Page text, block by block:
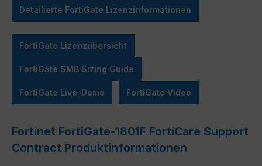
Detailierte FortiGate Lizenzinformationen
FortiGate Lizenzübersicht
FortiGate SMB Sizing Guide
FortiGate Live-Demo FortiGate Video
Fortinet FortiGate-1801F FortiCare Support
Contract Produktinformationen